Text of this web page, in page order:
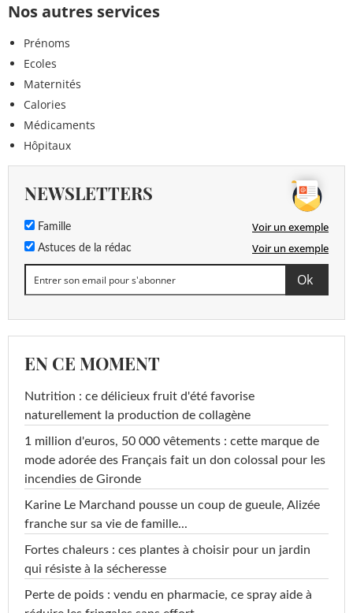
Nos autres services
Prénoms
Ecoles
Maternités
Calories
Médicaments
Hôpitaux
NEWSLETTERS
Famille Voir un exemple
Astuces de la rédac Voir un exemple
EN CE MOMENT
Nutrition : ce délicieux fruit d'été favorise
naturellement la production de collagène
1 million d'euros, 50 000 vêtements : cette marque de
mode adorée des Français fait un don colossal pour les
incendies de Gironde
Karine Le Marchand pousse un coup de gueule, Alizée
franche sur sa vie de famille...
Fortes chaleurs : ces plantes à choisir pour un jardin
qui résiste à la sécheresse
Perte de poids : vendu en pharmacie, ce spray aide à